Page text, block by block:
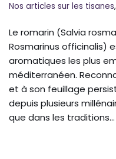
Nos articles sur les tisanes,
Le romarin (Salvia
Rosmarinus officinalis)
aromatiques les plus
méditerranéen.
et à son feuillage
depuis plusieurs
que dans les traditions…